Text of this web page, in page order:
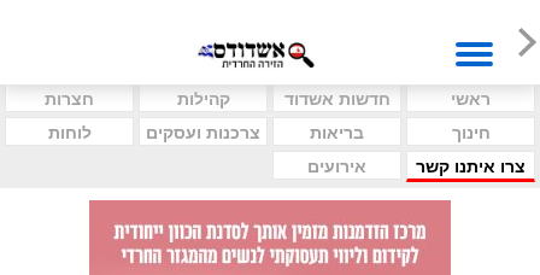
ראשי חדשות אשדוד קהילות
חצרות
חינוך
בריאות צרכנות ועסקים
לוחות
צרו איתנו קשר
אירועים